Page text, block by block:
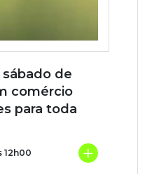
sábado de
comércio
para toda
12h00 +